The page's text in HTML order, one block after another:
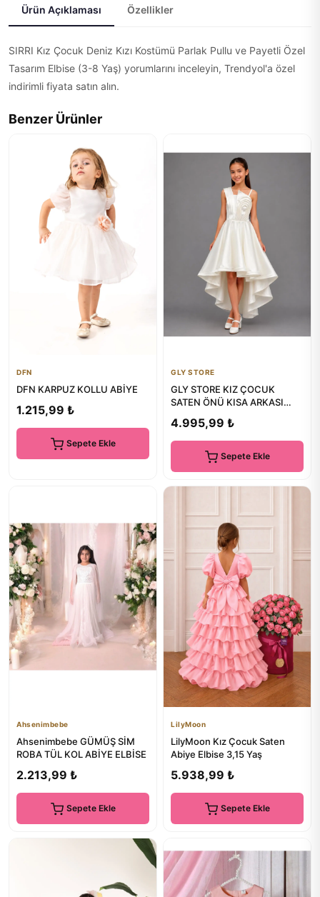
Ürün Açıklaması Özellikler
SIRRI Kız Çocuk Deniz Kızı Kostümü Parlak Pullu ve Payetli Özel
Tasarım Elbise (3-8 Yaş) yorumlarını inceleyin, Trendyol'a özel
indirimli fiyata satın alın.
Benzer Ürünler
DFN
DFN KARPUZ KOLLU ABİYE
1.215,99 ₺
Sepete Ekle
GLY STORE
GLY STORE KIZ ÇOCUK
SATEN ÖNÜ KISA ARKASI
ABİYE
4.995,99 ₺
Sepete Ekle
Ahsenimbebe
Ahsenimbebe GÜMÜŞ SİM
ROBA TÜL KOL ABİYE ELBİSE
2.213,99 ₺
Sepete Ekle
LilyMoon
LilyMoon Kız Çocuk Saten
Abiye Elbise 3,15 Yaş
5.938,99 ₺
Sepete Ekle